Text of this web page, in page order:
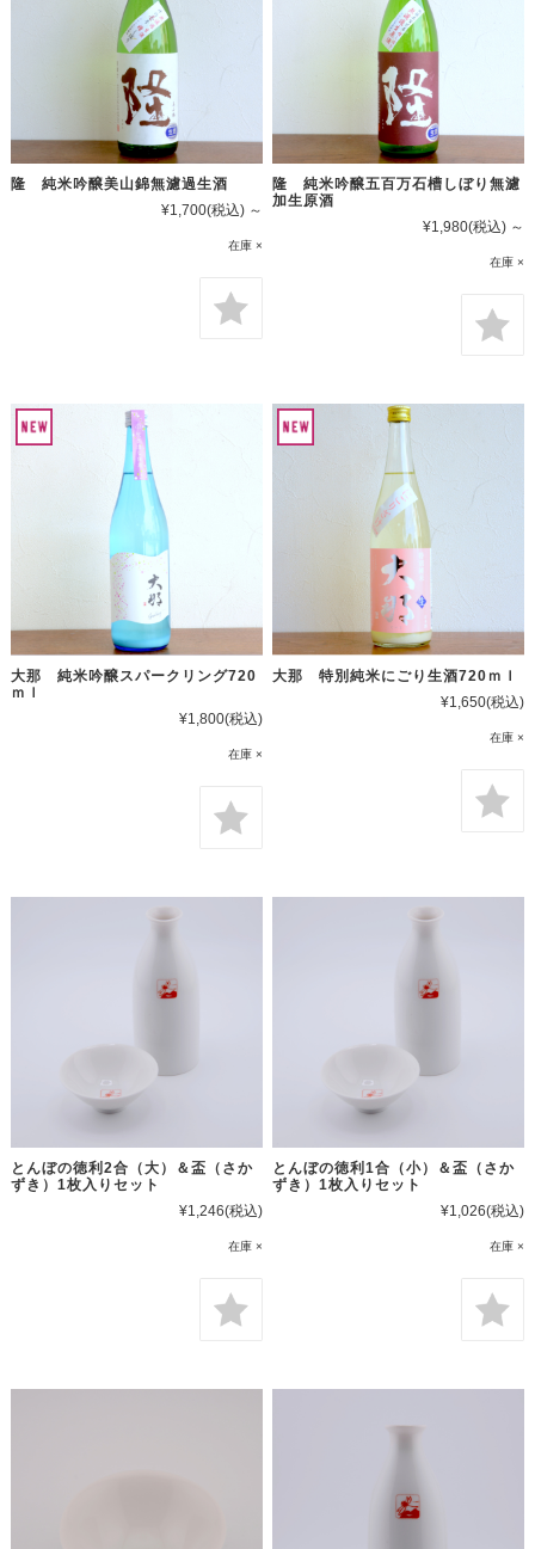
隆 純米吟醸美山錦無濾過生酒
¥1,700(税込) ～
在庫 ×
隆 純米吟醸五百万石槽しぼり無濾
加生原酒
¥1,980(税込) ～
在庫 ×
大那 純米吟醸スパークリング720
ｍｌ
¥1,800(税込)
在庫 ×
大那 特別純米にごり生酒720ｍｌ
¥1,650(税込)
在庫 ×
とんぼの徳利2合（大）＆盃（さか
ずき）1枚入りセット
¥1,246(税込)
在庫 ×
とんぼの徳利1合（小）＆盃（さか
ずき）1枚入りセット
¥1,026(税込)
在庫 ×